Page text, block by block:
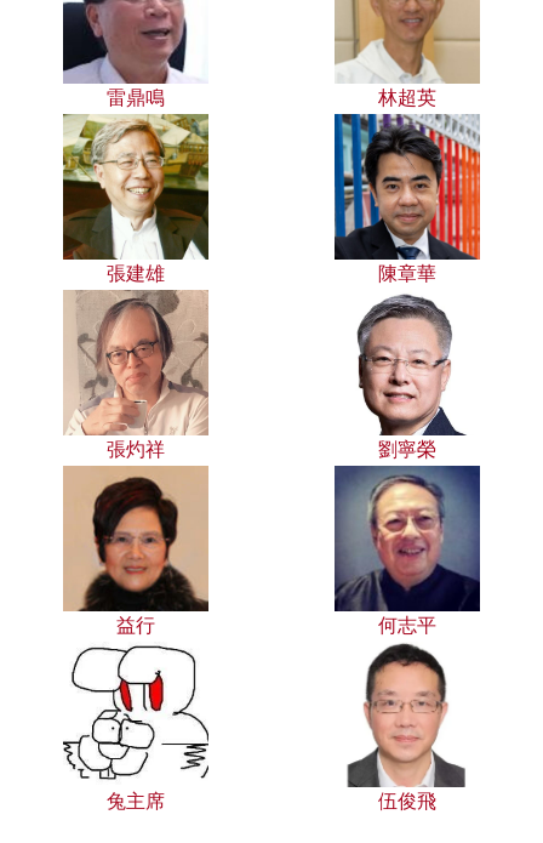
雷鼎鳴 林超英
張建雄 陳章華
張灼祥 劉寧榮
益行 何志平
兔主席 伍俊飛